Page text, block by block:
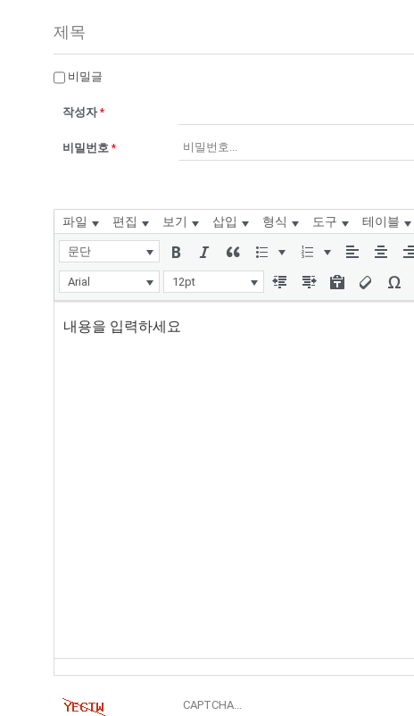
비밀글
작성자 *
비밀번호 *
파일 편집 보기 삽입 형식 도구 테이블
문단
Arial 12pt